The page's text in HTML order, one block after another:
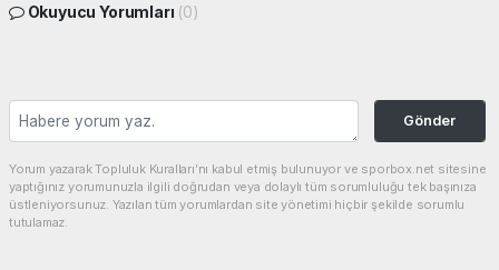
Okuyucu Yorumları (0)
Gönder
Yorum yazarak Topluluk Kuralları’nı kabul etmiş bulunuyor ve sporbox.net sitesine
yaptığınız yorumunuzla ilgili doğrudan veya dolaylı tüm sorumluluğu tek başınıza
üstleniyorsunuz. Yazılan tüm yorumlardan site yönetimi hiçbir şekilde sorumlu
tutulamaz.